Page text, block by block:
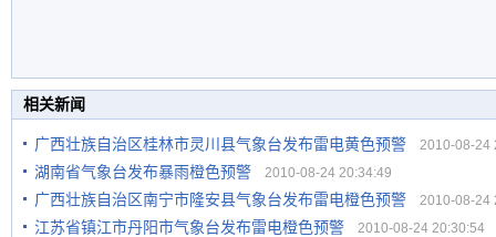
相关新闻
广西壮族自治区桂林市灵川县气象台发布雷电黄色预警 2010-08-24
湖南省气象台发布暴雨橙色预警 2010-08-24 20:34:49
广西壮族自治区南宁市隆安县气象台发布雷电橙色预警 2010-08-24
江苏省镇江市丹阳市气象台发布雷电橙色预警 2010-08-24 20:30:54